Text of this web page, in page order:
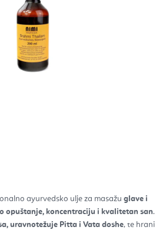
ayurvedsko ulje za masažu glave i
opuštanje, koncentraciju i kvalitetan san.
uravnotežuje Pitta i Vata doshe, te hrani